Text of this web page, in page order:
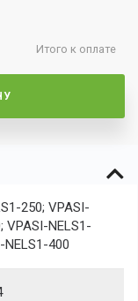
Итого к оплате
250; VPASI-
VPASI-NELS1-
NELS1-400